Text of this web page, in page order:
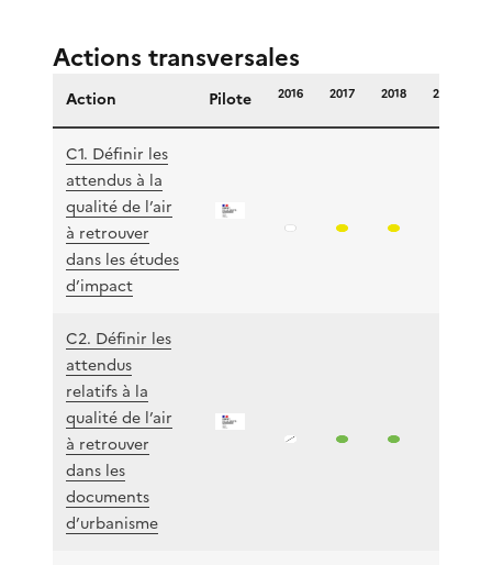
Actions transversales
Action Pilote 2016 2017 2018 2019
C1. Définir les
attendus à la
qualité de l’air
à retrouver
dans les études
d’impact
C2. Définir les
attendus
relatifs à la
qualité de l’air
à retrouver
dans les
documents
d’urbanisme